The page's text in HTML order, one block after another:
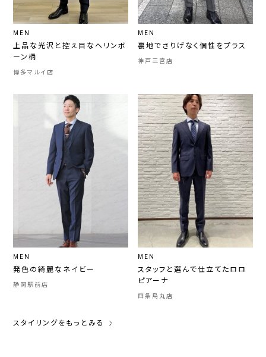
MEN
上品な光沢と控え目なヘリンボ
ーン柄
博多マルイ店
MEN
裏地でさりげなく個性をプラス
神戸三宮店
MEN
発色の綺麗なネイビー
静岡駅前店
MEN
スタッフと選んで仕立てたロロ
ピアーナ
四条烏丸店
スタイリングをもっとみる